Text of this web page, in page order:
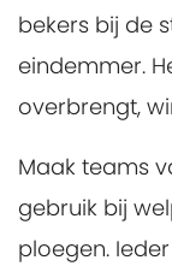
bekers bij de
eindemmer.
overbrengt,
Maak teams
gebruik bij
ploegen.